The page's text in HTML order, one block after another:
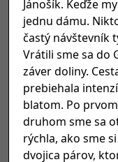
Jánošík. Keďže
jednu dámu.
častý návštevník
Vrátili sme sa do
záver doliny.
prebiehala
blatom. Po
druhom sme sa
rýchla, ako sme
dvojica párov,